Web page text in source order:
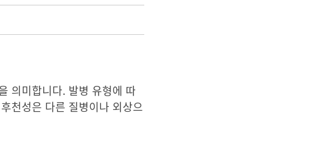
의미합니다. 발병 유형에 따
천성은 다른 질병이나 외상으